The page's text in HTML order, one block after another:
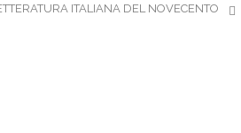
ITALIANA DEL NOVECENTO